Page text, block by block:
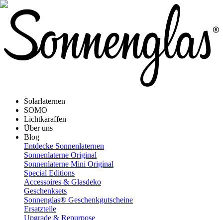
Solarlaternen
SOMO
Lichtkaraffen
Über uns
Blog
Entdecke Sonnenlaternen
Sonnenlaterne Original
Sonnenlaterne Mini Original
Special Editions
Accessoires & Glasdeko
Geschenksets
Sonnenglas® Geschenkgutscheine
Ersatzteile
Upgrade & Repurpose